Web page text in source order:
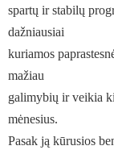
spartų ir stabilų
dažniausiai
kuriamos
mažiau
galimybių ir veikia
mėnesius.
Pasak ją kūrusios